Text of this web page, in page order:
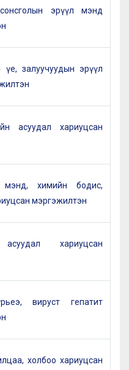
эрүүл мэнд
залуучуудын эрүүл
асуудал хариуцсан
мэнд, химийн бодис,
мэргэжилтэн
асуудал хариуцсан
вируст гепатит
холбоо хариуцсан